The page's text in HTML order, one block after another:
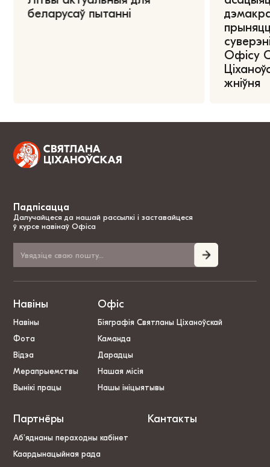
беларусаў пытанні
Офісу
жніўня
Падпісацца
Далучайцеся да нашай рассылкі і заставайцеся
ў курсе навінаў Офіса
Навіны
Навіны
Фота
Відэа
Мерапрыемствы
Вынікі працы
Офіс
Біяграфія Святланы Ціханоўскай
Каманда
Дарадцы
Нашая місія
Нашы ініцыятывы
Партнёры
Аб’яднаны пераходны кабінет
Каардынацыйная рада
Кантакты